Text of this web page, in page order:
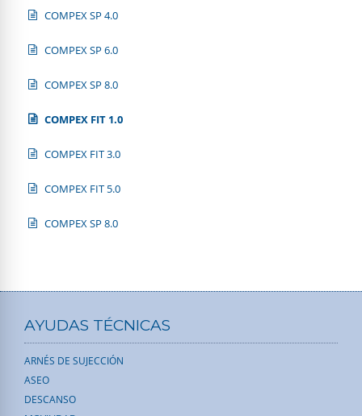
COMPEX SP 4.0
COMPEX SP 6.0
COMPEX SP 8.0
COMPEX FIT 1.0
COMPEX FIT 3.0
COMPEX FIT 5.0
COMPEX SP 8.0
AYUDAS TÉCNICAS
ARNÉS DE SUJECCIÓN
ASEO
DESCANSO